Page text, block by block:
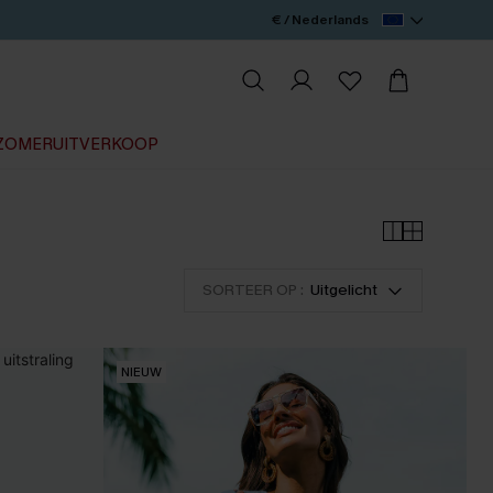
€ / Nederlands
SORTEER OP : Uitgelicht
NIEUW